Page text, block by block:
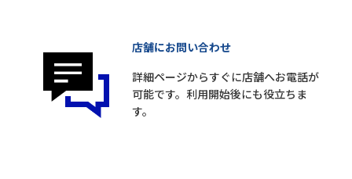
店舗にお問い合わせ
詳細ページからすぐに店舗へお電話が
可能です。利用開始後にも役立ちま
す。